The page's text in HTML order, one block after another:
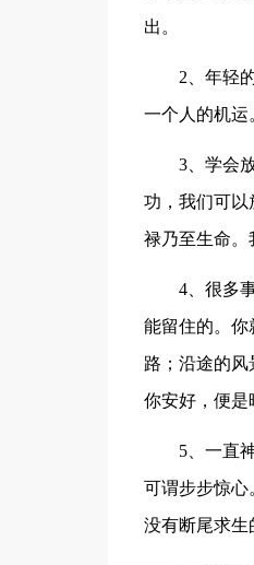
出。
2、年轻
一个人的机运
3、学会
功，我们可以
禄乃至生命。
4、很多
能留住的。你
路；沿途的
你安好，便是
5、一直
可谓步步惊心
没有断尾求生